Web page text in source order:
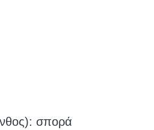
σπορά